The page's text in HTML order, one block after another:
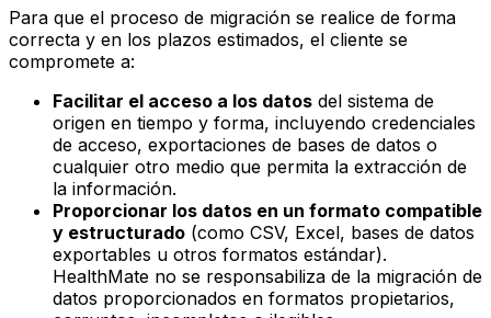
Para que el proceso de migración se realice de forma
correcta y en los plazos estimados, el cliente se
compromete a:
Facilitar el acceso a los datos del sistema de
origen en tiempo y forma, incluyendo credenciales
de acceso, exportaciones de bases de datos o
cualquier otro medio que permita la extracción de
la información.
Proporcionar los datos en un formato compatible
y estructurado (como CSV, Excel, bases de datos
exportables u otros formatos estándar).
HealthMate no se responsabiliza de la migración de
datos proporcionados en formatos propietarios,